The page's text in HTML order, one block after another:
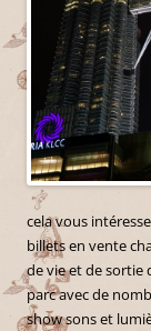
cela vous
billets en vente
de vie et de sortie
parc avec de
show sons et